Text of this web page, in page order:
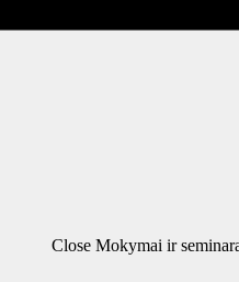
Close Mokymai ir